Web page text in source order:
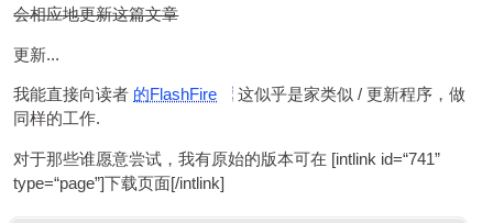
会相应地更新这篇文章
更新...
我能直接向读者 的FlashFire
这似乎是家类似 / 更新程序，做
同样的工作.
对于那些谁愿意尝试，我有原始的版本可在 [int­link id=“741”
type=“page”]下载页面[/intlink]